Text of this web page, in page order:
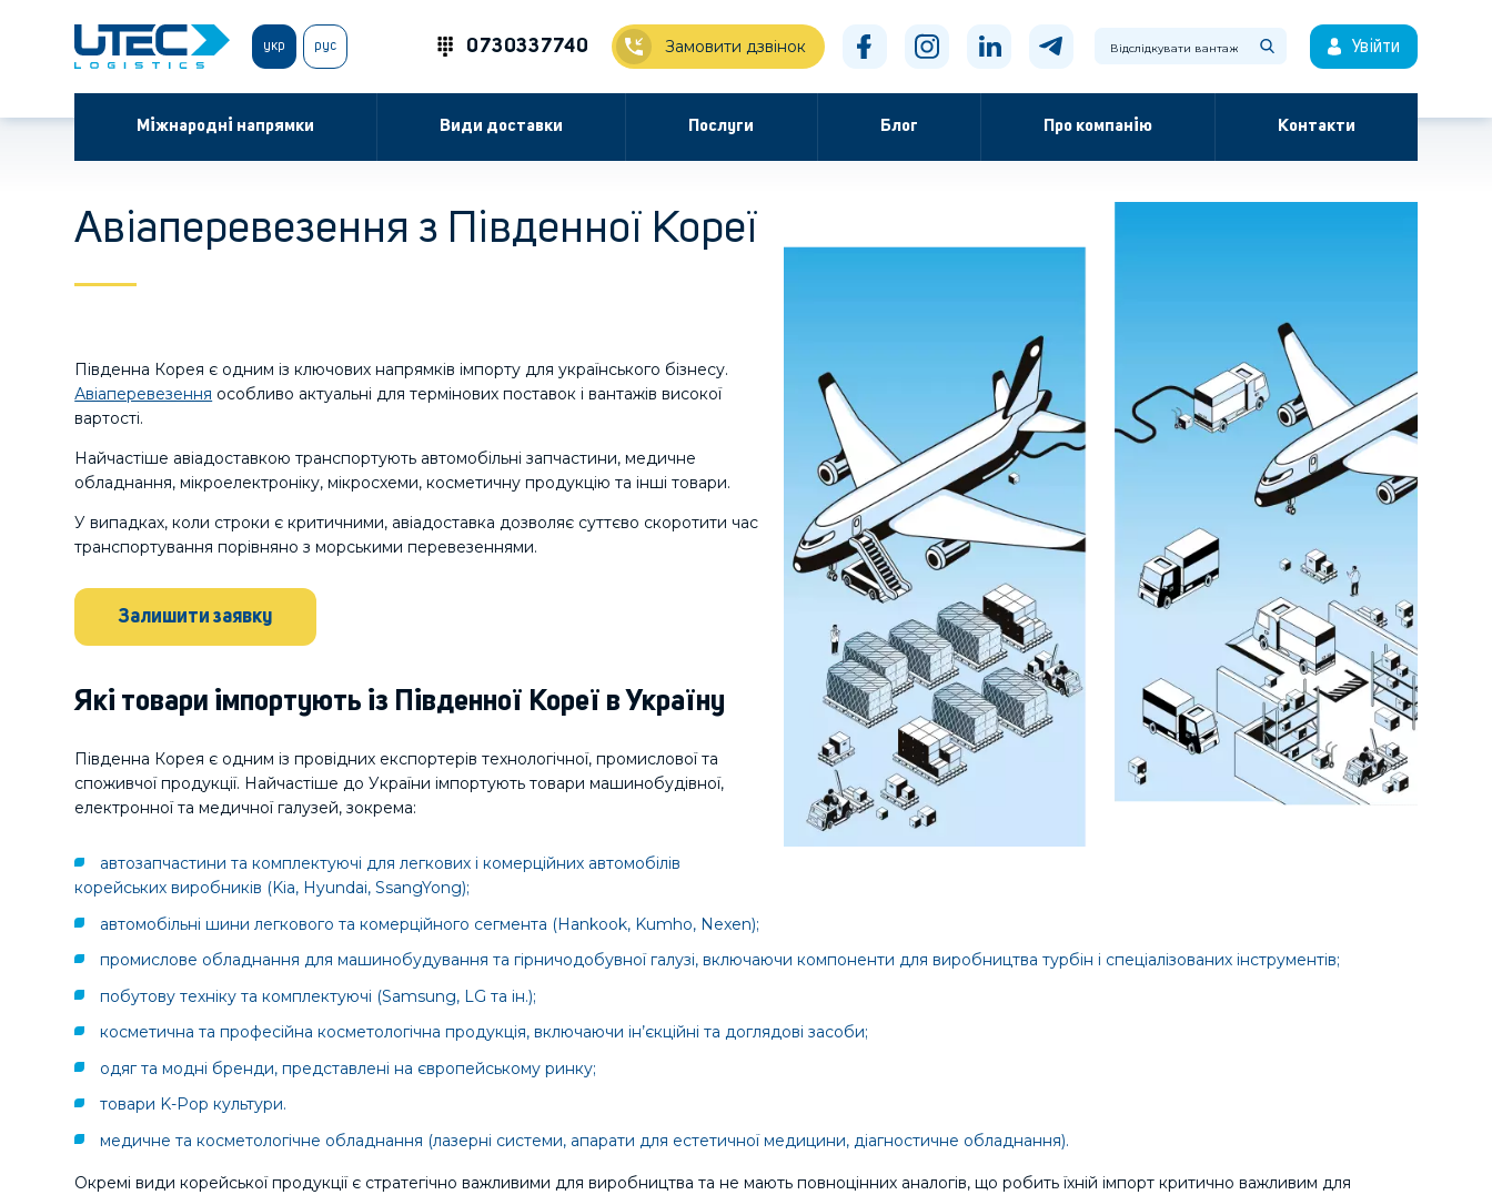
укр рус 0730337740 Замовити дзвінок Увійти
Міжнародні напрямки Види доставки Послуги Блог Про компанію Контакти
Авіаперевезення з Південної Кореї
Південна Корея є одним із ключових напрямків імпорту для українського бізнесу.
Авіаперевезення особливо актуальні для термінових поставок і вантажів високої
вартості.
Найчастіше авіадоставкою транспортують автомобільні запчастини, медичне
обладнання, мікроелектроніку, мікросхеми, косметичну продукцію та інші товари.
У випадках, коли строки є критичними, авіадоставка дозволяє суттєво скоротити час
транспортування порівняно з морськими перевезеннями.
Залишити заявку
Які товари імпортують із Південної Кореї в Україну
Південна Корея є одним із провідних експортерів технологічної, промислової та
споживчої продукції. Найчастіше до України імпортують товари машинобудівної,
електронної та медичної галузей, зокрема:
автозапчастини та комплектуючі для легкових і комерційних автомобілів
корейських виробників (Kia, Hyundai, SsangYong);
автомобільні шини легкового та комерційного сегмента (Hankook, Kumho, Nexen);
промислове обладнання для машинобудування та гірничодобувної галузі, включаючи компоненти для виробництва турбін і спеціалізованих інструментів;
побутову техніку та комплектуючі (Samsung, LG та ін.);
косметична та професійна косметологічна продукція, включаючи ін’єкційні та доглядові засоби;
одяг та модні бренди, представлені на європейському ринку;
товари K-Pop культури.
медичне та косметологічне обладнання (лазерні системи, апарати для естетичної медицини, діагностичне обладнання).
Окремі види корейської продукції є стратегічно важливими для виробництва та не мають повноцінних аналогів, що робить їхній імпорт критично важливим для